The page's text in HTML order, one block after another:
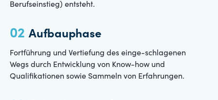
Berufseinstieg) entsteht.
Aufbauphase
Fortführung und Vertiefung des einge-schlagenen
Wegs durch Entwicklung von Know-how und
Qualifikationen sowie Sammeln von Erfahrungen.